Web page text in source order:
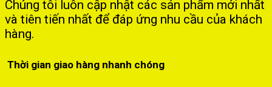
Chúng tôi luôn cập nhật các sản phẩm mới nhất
và tiên tiến nhất để đáp ứng nhu cầu của khách
hàng.
Thời gian giao hàng nhanh chóng